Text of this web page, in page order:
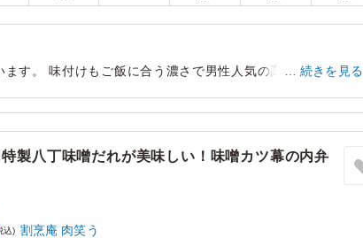
す。 味付けもご飯に合う濃さで男性人気の高いお弁当でし
続きを見る
製八丁味噌だれが美味しい！味噌カツ幕の内弁
込) 割烹庵 肉笑う